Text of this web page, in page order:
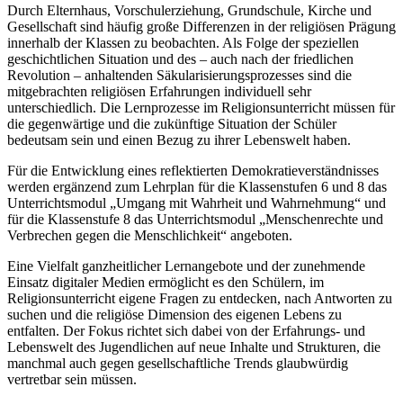
Durch Elternhaus, Vorschulerziehung, Grundschule, Kirche und
Gesellschaft sind häufig große Differenzen in der religiösen Prägung
innerhalb der Klassen zu beobachten. Als Folge der speziellen
geschichtlichen Situation und des – auch nach der friedlichen
Revolution – anhaltenden Säkularisierungsprozesses sind die
mitgebrachten religiösen Erfahrungen individuell sehr
unterschiedlich. Die Lernprozesse im Religionsunterricht müssen für
die gegenwärtige und die zukünftige Situation der Schüler
bedeutsam sein und einen Bezug zu ihrer Lebenswelt haben.
Für die Entwicklung eines reflektierten Demokratieverständnisses
werden ergänzend zum Lehrplan für die Klassenstufen 6 und 8 das
Unterrichtsmodul „Umgang mit Wahrheit und Wahrnehmung“ und
für die Klassenstufe 8 das Unterrichtsmodul „Menschenrechte und
Verbrechen gegen die Menschlichkeit“ angeboten.
Eine Vielfalt ganzheitlicher Lernangebote und der zunehmende
Einsatz digitaler Medien ermöglicht es den Schülern, im
Religionsunterricht eigene Fragen zu entdecken, nach Antworten zu
suchen und die religiöse Dimension des eigenen Lebens zu
entfalten. Der Fokus richtet sich dabei von der Erfahrungs- und
Lebenswelt des Jugendlichen auf neue Inhalte und Strukturen, die
manchmal auch gegen gesellschaftliche Trends glaubwürdig
vertretbar sein müssen.